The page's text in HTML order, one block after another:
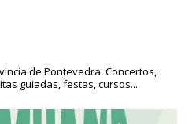
de Pontevedra. Concertos,
guiadas, festas, cursos...